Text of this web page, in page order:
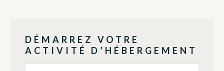
DÉMARREZ VOTRE
ACTIVITÉ D’HÉBERGEMENT